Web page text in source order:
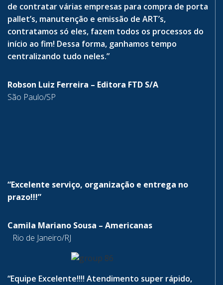
de contratar várias empresas para compra de porta
pallet’s, manutenção e emissão de ART’s,
contratamos só eles, fazem todos os processos do
início ao fim! Dessa forma, ganhamos tempo
centralizando tudo neles.”
Robson Luiz Ferreira – Editora FTD S/A
São Paulo/SP
“Excelente serviço, organização e entrega no
prazo!!!”
Camila Mariano Sousa – Americanas
Rio de Janeiro/RJ
“Equipe Excelente!!!! Atendimento super rápido,